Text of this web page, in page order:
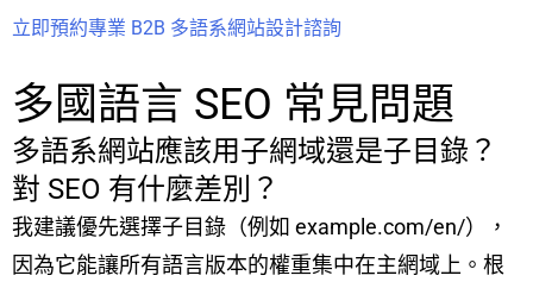
立即預約專業 B2B 多語系網站設計諮詢
多國語言 SEO 常見問題
多語系網站應該用子網域還是子目錄？
對 SEO 有什麼差別？
我建議優先選擇子目錄（例如 example.com/en/），
因為它能讓所有語言版本的權重集中在主網域上。根